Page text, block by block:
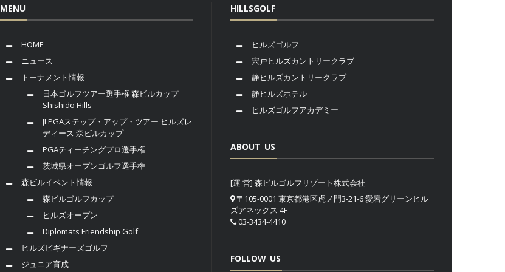
MENU
HOME
ニュース
トーナメント情報
日本ゴルフツアー選手権 森ビルカップ
Shishido Hills
JLPGAステップ・アップ・ツアー ヒルズレ
ディース 森ビルカップ
PGAティーチングプロ選手権
茨城県オープンゴルフ選手権
森ビルイベント情報
森ビルゴルフカップ
ヒルズオープン
Diplomats Friendship Golf
ヒルズビギナーズゴルフ
ジュニア育成
HILLSGOLF
ヒルズゴルフ
宍戸ヒルズカントリークラブ
静ヒルズカントリークラブ
静ヒルズホテル
ヒルズゴルフアカデミー
ABOUT US
[運 営] 森ビルゴルフリゾート株式会社
〒105-0001 東京都港区虎ノ門3-21-6 愛宕グリーンヒル
ズアネックス 4F
03-3434-4410
FOLLOW US